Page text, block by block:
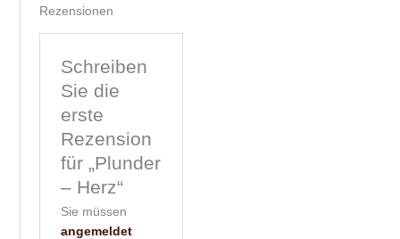
Rezensionen
Schreiben
Sie die
erste
Rezension
für „Plunder
– Herz“
Sie müssen
angemeldet